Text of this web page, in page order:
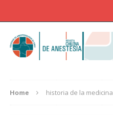
Home historia de la medicina